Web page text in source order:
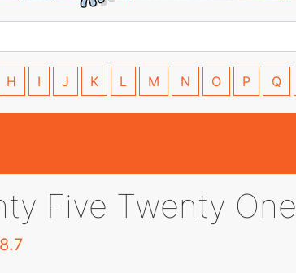
H I J K L M N O P Q
Five Twenty One
8.7